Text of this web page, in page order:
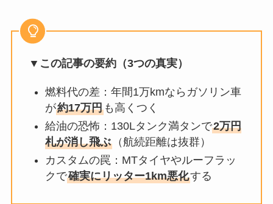
▼この記事の要約（3つの真実）
燃料代の差：年間1万kmならガソリン車
が約17万円も高くつく
給油の恐怖：130Lタンク満タンで2万円
札が消し飛ぶ（航続距離は抜群）
カスタムの罠：MTタイヤやルーフラッ
クで確実にリッター1km悪化する